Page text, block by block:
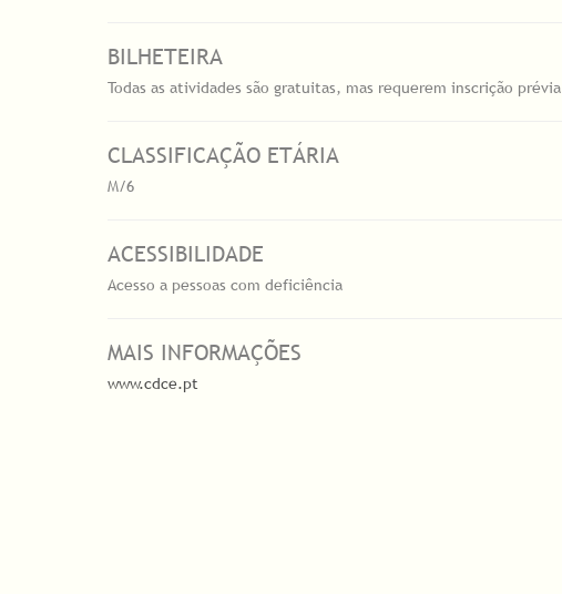
BILHETEIRA
Todas as atividades são gratuitas, mas requerem inscrição prévia
CLASSIFICAÇÃO ETÁRIA
M/6
ACESSIBILIDADE
Acesso a pessoas com deficiência
MAIS INFORMAÇÕES
www.cdce.pt